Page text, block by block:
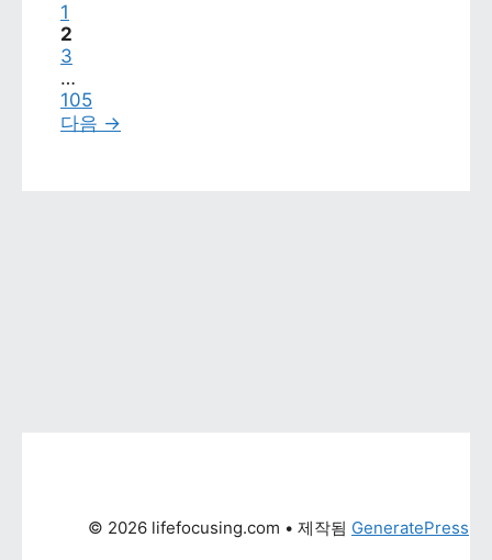
페이지
1
페이지
2
페이지
3
…
페이지
105
다음 →
© 2026 lifefocusing.com • 제작됨 GeneratePress